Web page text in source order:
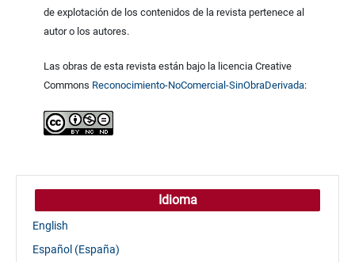
de explotación de los contenidos de la revista pertenece al
autor o los autores.
Las obras de esta revista están bajo la licencia Creative
Commons Reconocimiento-NoComercial-SinObraDerivada:
Idioma
English
Español (España)